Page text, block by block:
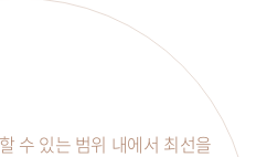
수 있는 범위 내에서 최선을